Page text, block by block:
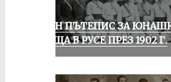
ЕДИН ПЪТЕПИС ЗА
СРЕЩА В РУСЕ ПРЕЗ 1902 Г.